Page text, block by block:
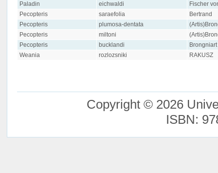
Paladin
eichwaldi
Fischer
Pecopteris
saraefolia
Bertrand
Pecopteris
plumosa-dentata
Pecopteris
miltoni
Pecopteris
bucklandi
Brongniart
Weania
rozlozsniki RAKUSZ
Copyright © 2026
ISBN: